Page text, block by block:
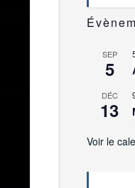
SEP
5
DÉC
13
Voir le